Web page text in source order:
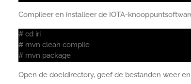
Compileer en installeer de IOTA-
# cd iri
# mvn clean compile
# mvn package
Open de doeldirectory, geef de bestanden weer